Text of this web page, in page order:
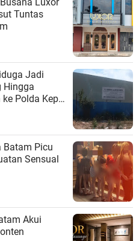
Luxor
Tuntas
Jadi
Hingga
Polda Kepri
Batam Picu
Sensual
Akui